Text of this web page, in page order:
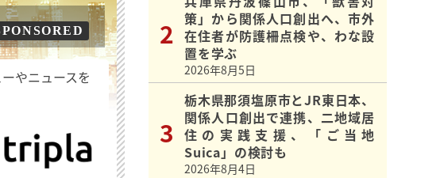
やニュースを
策」から関係人口創出へ、市外
在住者が防護柵点検や、わな設
置を学ぶ
2026年8月5日
栃木県那須塩原市とJR東日本、
関係人口創出で連携、二地域居
住の実践支援、「ご当地
Suica」の検討も
2026年8月4日